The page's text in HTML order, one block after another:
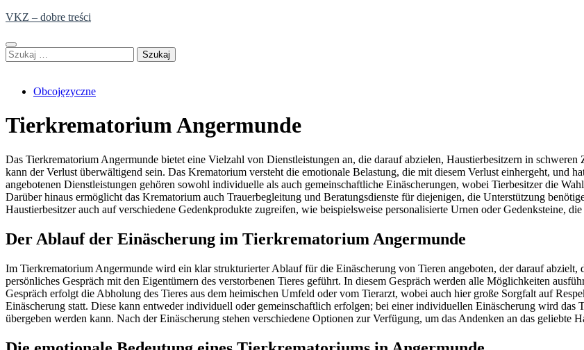
Skip
content
VKZ – dobre treści
Szukaj:
Obcojęzyczne
Tierkrematorium Angermunde
Das Tierkrematorium Angermunde bietet eine Vielzahl von Dienstleistungen an, die darauf abzielen, Haustierbesitzern in
kann der Verlust überwältigend sein. Das Krematorium versteht die emotionale Belastung, die mit diesem Verlust einhergeht, und
angebotenen Dienstleistungen gehören sowohl individuelle als auch gemeinschaftliche Einäscherungen, wobei Tierbesitzer die
Darüber hinaus ermöglicht das Krematorium auch Trauerbegleitung und Beratungsdienste für diejenigen, die Unterstützung
Haustierbesitzer auch auf verschiedene Gedenkprodukte zugreifen, wie beispielsweise personalisierte Urnen oder Gedenksteine,
Der Ablauf der Einäscherung im Tierkrematorium Angermunde
Im Tierkrematorium Angermunde wird ein klar strukturierter Ablauf für die Einäscherung von Tieren angeboten, der darauf abzielt,
persönliches Gespräch mit den Eigentümern des verstorbenen Tieres geführt. In diesem Gespräch werden alle Möglichkeiten
Gespräch erfolgt die Abholung des Tieres aus dem heimischen Umfeld oder vom Tierarzt, wobei auch hier große Sorgfalt auf
Einäscherung statt. Diese kann entweder individuell oder gemeinschaftlich erfolgen; bei einer individuellen Einäscherung wird das
übergeben werden kann. Nach der Einäscherung stehen verschiedene Optionen zur Verfügung, um das Andenken an das geliebte